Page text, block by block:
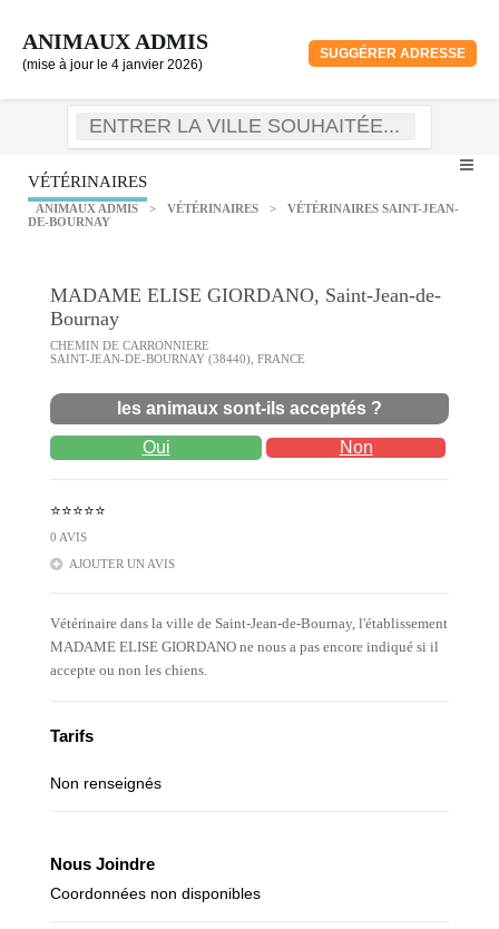
ANIMAUX ADMIS
(mise à jour le 4 janvier 2026)
SUGGÉRER ADRESSE
VÉTÉRINAIRES
ANIMAUX ADMIS > VÉTÉRINAIRES >
VÉTÉRINAIRES SAINT-JEAN-
DE-BOURNAY
MADAME ELISE GIORDANO, Saint-Jean-de-
Bournay
CHEMIN DE CARRONNIERE
SAINT-JEAN-DE-BOURNAY (38440), FRANCE
les animaux sont-ils acceptés ?
Oui Non
⭐⭐⭐⭐⭐
0 AVIS
AJOUTER UN AVIS
Vétérinaire dans la ville de Saint-Jean-de-Bournay, l'établissement
MADAME ELISE GIORDANO ne nous a pas encore indiqué si il
accepte ou non les chiens.
Tarifs
Non renseignés
Nous Joindre
Coordonnées non disponibles